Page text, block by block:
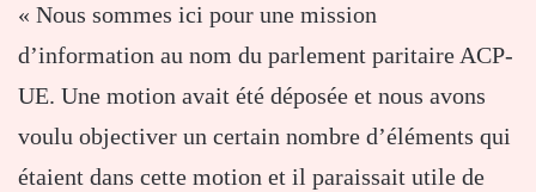
« Nous sommes ici pour une mission
d’information au nom du parlement paritaire ACP-
UE. Une motion avait été déposée et nous avons
voulu objectiver un certain nombre d’éléments qui
étaient dans cette motion et il paraissait utile de